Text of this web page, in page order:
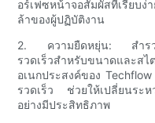
อร์เฟซหน้าจอสัมผัสที่เรียบ
ล้าของผู้ปฏิบัติงาน
2. ความยืดหยุ่น: สำรวจผู้
รวดเร็วสำหรับขนาดและ
อเนกประสงค์ของ
รวดเร็ว ช่วยให้เปลี่ยนระ
อย่างมีประสิทธิภาพ